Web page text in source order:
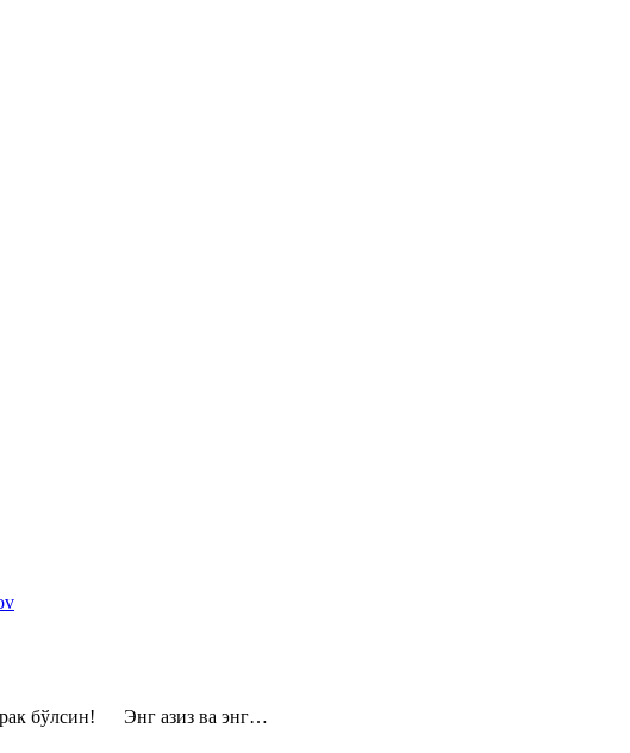
бўлсин! Энг азиз ва энг…